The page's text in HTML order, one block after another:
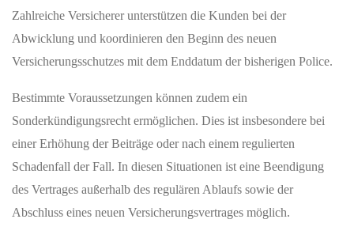
Zahlreiche Versicherer unterstützen die Kunden bei der
Abwicklung und koordinieren den Beginn des neuen
Versicherungsschutzes mit dem Enddatum der bisherigen Police.
Bestimmte Voraussetzungen können zudem ein
Sonderkündigungsrecht ermöglichen. Dies ist insbesondere bei
einer Erhöhung der Beiträge oder nach einem regulierten
Schadenfall der Fall. In diesen Situationen ist eine Beendigung
des Vertrages außerhalb des regulären Ablaufs sowie der
Abschluss eines neuen Versicherungsvertrages möglich.